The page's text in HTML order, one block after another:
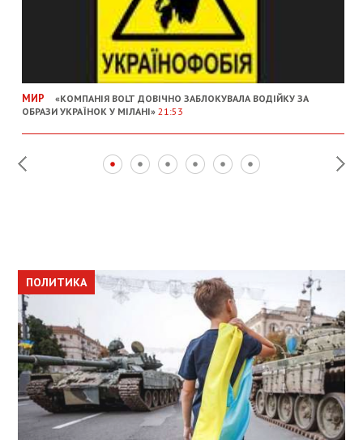
МИР
«КОМПАНІЯ BOLT ДОВІЧНО ЗАБЛОКУВАЛА ВОДІЙКУ ЗА
ОБРАЗИ УКРАЇНОК У МІЛАНІ»21:53
ПОЛИТИКА
ПОЛИТИКА
ОБЩЕСТВО
ПОЛИТИКА
ЭКОНОМИКА